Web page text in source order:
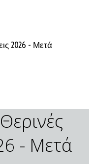
2026 - Μετά
- Μετά